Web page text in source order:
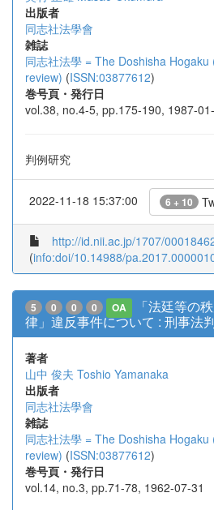
出版者
同志社法學會
雑誌
同志社法學 = The Doshisha
review) (ISSN:03877612)
巻号頁・発行日
vol.38, no.4-5, pp.175-190, 1987-
判例研究
2022-11-18 15:37:00 6 + 10
http://id.nii.ac.jp/1707/
(info:doi/10.14988/
5 0 0 0 OA
「法廷等の
律」違反事件について : 刑事法
著者
山中 俊夫 Toshio Yamanaka
出版者
同志社法學會
雑誌
同志社法學 = The Doshisha
review) (ISSN:03877612)
巻号頁・発行日
vol.14, no.3, pp.71-78, 1962-07-31